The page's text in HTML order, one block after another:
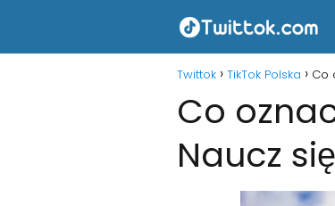
Twittok TikTok Polska Co
Co
Naucz